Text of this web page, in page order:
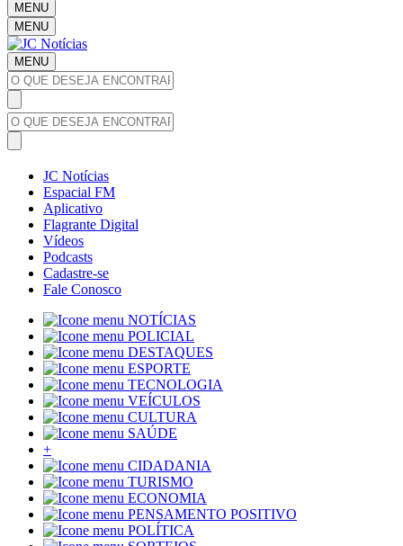
MENU
MENU
MENU
JC Notícias
Espacial FM
Aplicativo
Flagrante Digital
Vídeos
Podcasts
Cadastre-se
Fale Conosco
NOTÍCIAS
POLICIAL
DESTAQUES
ESPORTE
TECNOLOGIA
VEÍCULOS
CULTURA
SAÚDE
+
CIDADANIA
TURISMO
ECONOMIA
PENSAMENTO POSITIVO
POLÍTICA